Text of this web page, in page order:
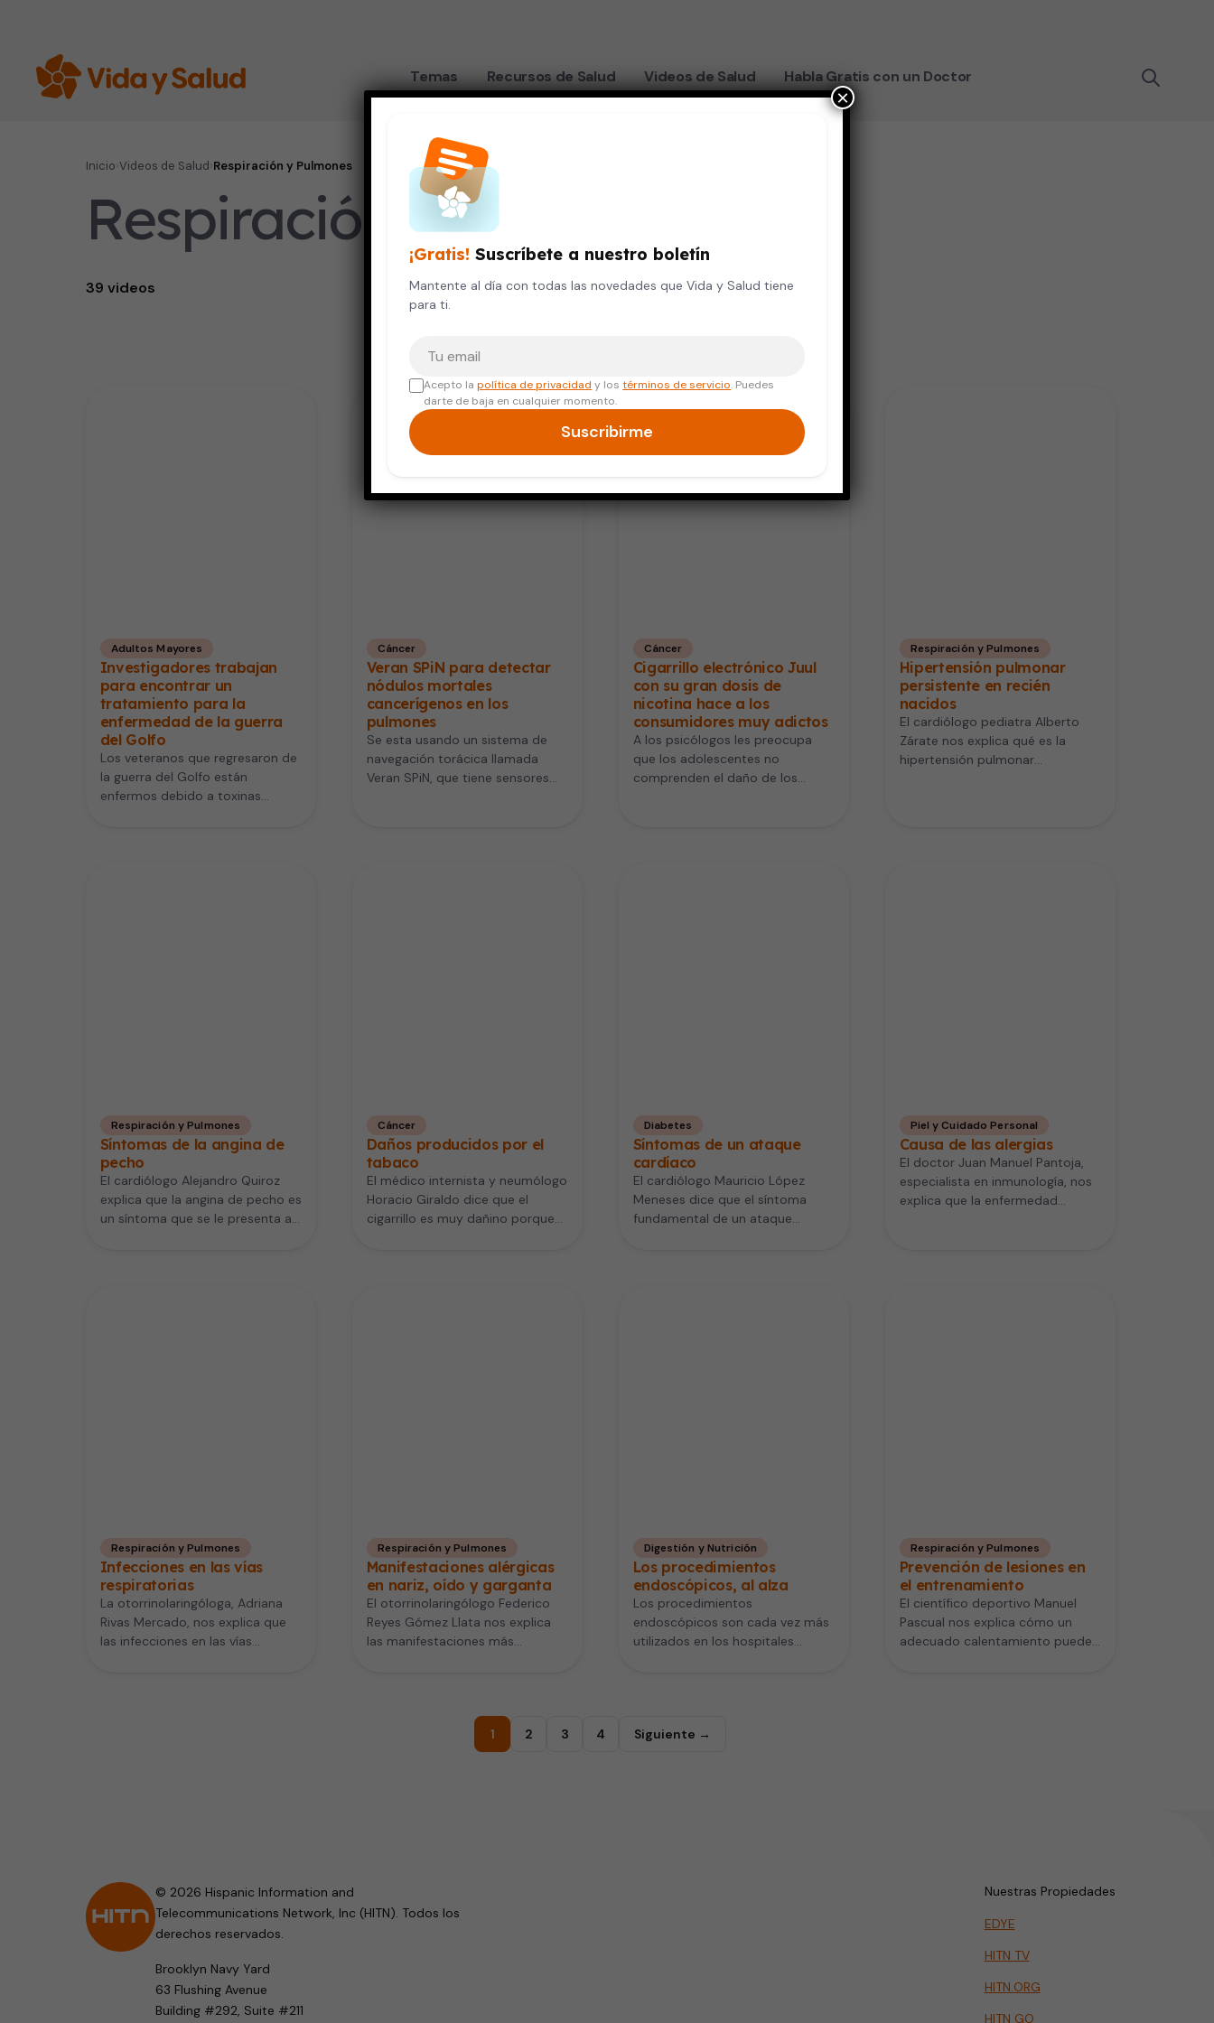
Temas Recursos de Salud Videos de Salud Habla Gratis con un Doctor
Inicio Videos de Salud Respiración y Pulmones
Respiración y Pulmones
39 videos
Adultos Mayores
Investigadores trabajan
para encontrar un
tratamiento para la
enfermedad de la guerra
del Golfo
Los veteranos que regresaron de
la guerra del Golfo están
enfermos debido a toxinas
Cáncer
Veran SPiN para detectar
nódulos mortales
cancerígenos en los
pulmones
Se esta usando un sistema de
navegación torácica llamada
Veran SPiN, que tiene sensores
Cáncer
Cigarrillo electrónico Juul
con su gran dosis de
nicotina hace a los
consumidores muy adictos
A los psicólogos les preocupa
que los adolescentes no
comprenden el daño de los
Respiración y Pulmones
Hipertensión pulmonar
persistente en recién
nacidos
El cardiólogo pediatra Alberto
Zárate nos explica qué es la
hipertensión pulmonar
Respiración y Pulmones
Síntomas de la angina de
pecho
El cardiólogo Alejandro Quiroz
explica que la angina de pecho es
un síntoma que se le presenta a
Cáncer
Daños producidos por el
tabaco
El médico internista y neumólogo
Horacio Giraldo dice que el
cigarrillo es muy dañino porque
Diabetes
Síntomas de un ataque
cardíaco
El cardiólogo Mauricio López
Meneses dice que el síntoma
fundamental de un ataque
Piel y Cuidado Personal
Causa de las alergias
El doctor Juan Manuel Pantoja,
especialista en inmunología, nos
explica que la enfermedad
Respiración y Pulmones
Infecciones en las vías
respiratorias
La otorrinolaringóloga, Adriana
Rivas Mercado, nos explica que
las infecciones en las vías
Respiración y Pulmones
Manifestaciones alérgicas
en nariz, oído y garganta
El otorrinolaringólogo Federico
Reyes Gómez Llata nos explica
las manifestaciones más
Digestión y Nutrición
Los procedimientos
endoscópicos, al alza
Los procedimientos
endoscópicos son cada vez más
utilizados en los hospitales
Respiración y Pulmones
Prevención de lesiones en
el entrenamiento
El científico deportivo Manuel
Pascual nos explica cómo un
adecuado calentamiento puede
1 2 3 4 Siguiente →
© 2026 Hispanic Information and
Telecommunications Network, Inc (HITN). Todos los
derechos reservados.
Brooklyn Navy Yard
63 Flushing Avenue
Building #292, Suite #211
Nuestras Propiedades
EDYE
HITN TV
HITN.ORG
HITN GO
¡Gratis! Suscríbete a nuestro boletín
Mantente al día con todas las novedades que Vida y Salud tiene
para ti.
Acepto lapolítica de privacidad y lostérminos de servicio. Puedes
darte de baja en cualquier momento.
Suscribirme
×